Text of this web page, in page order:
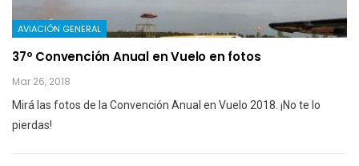
AVIACIÓN GENERAL
37º Convención Anual en Vuelo en fotos
Mar 26, 2018
Mirá las fotos de la Convención Anual en Vuelo 2018. ¡No te lo
pierdas!